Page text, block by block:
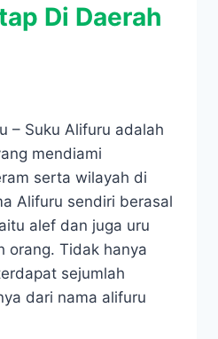
Di Daerah
– Suku Alifuru adalah
mendiami
serta wilayah di
Alifuru sendiri berasal
alef dan juga uru
orang. Tidak hanya
sejumlah
dari nama alifuru